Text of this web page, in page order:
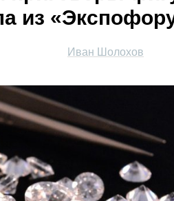
из
Иван Шолохов